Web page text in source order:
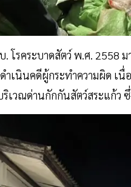
. โรคระบาดสัตว์ พ.ศ. 2558
นินคดีผู้กระทำความผิด เนื่
เวณด่านกักกันสัตว์สระแก้ว